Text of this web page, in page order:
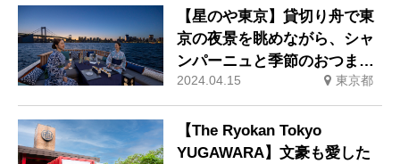
【星のや東京】貸切り舟で東
京の夜景を眺めながら、シャ
ンパーニュと季節のおつまみ
を贅沢に味わう「夏の宵・納
涼舟あそび」開催
2024.04.15 東京都
【The Ryokan Tokyo
YUGAWARA】文豪も愛した